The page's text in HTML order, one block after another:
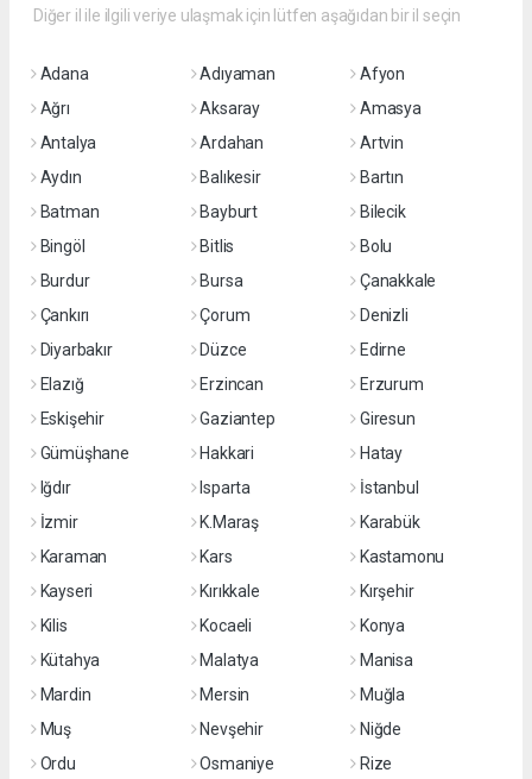
Diğer il ile ilgili veriye ulaşmak için lütfen aşağıdan bir il seçin
Adana Adıyaman
Afyon
Ağrı
Aksaray
Amasya
Antalya
Ardahan
Artvin
Aydın
Balıkesir
Bartın
Batman
Bayburt
Bilecik
Bingöl
Bitlis
Bolu
Burdur
Bursa
Çanakkale
Çankırı
Çorum
Denizli
Diyarbakır
Düzce
Edirne
Elazığ
Erzincan
Erzurum
Eskişehir
Gaziantep
Giresun
Gümüşhane
Hakkari
Hatay
Iğdır
Isparta
İstanbul
İzmir
K.Maraş
Karabük
Karaman
Kars
Kastamonu
Kayseri
Kırıkkale
Kırşehir
Kilis
Kocaeli
Konya
Kütahya
Malatya
Manisa
Mardin
Mersin
Muğla
Muş
Nevşehir
Niğde
Ordu
Osmaniye Rize